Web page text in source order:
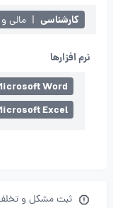
کارشناسی | مالی
نرم افزارها
Word
Excel
ثبت مشکل و